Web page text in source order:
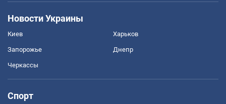
Новости Украины
Киев Харьков
Запорожье Днепр
Черкассы
Спорт